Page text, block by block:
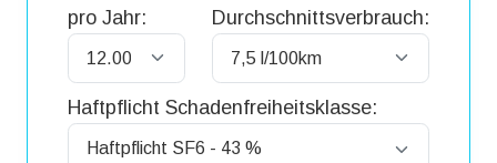
pro Jahr:
Durchschnittsverbrauch:
Haftpflicht Schadenfreiheitsklasse: